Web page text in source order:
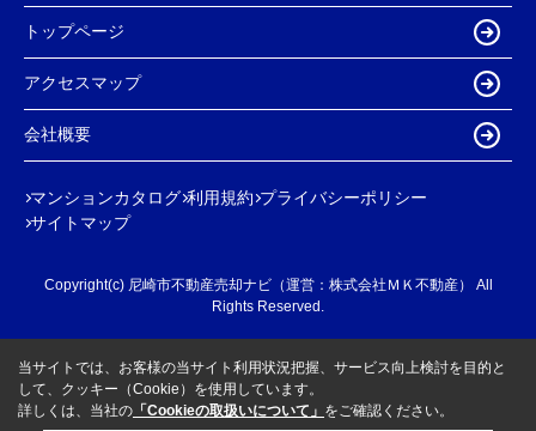
トップページ
アクセスマップ
会社概要
マンションカタログ 利用規約 プライバシーポリシー
サイトマップ
Copyright(c) 尼崎市不動産売却ナビ（運営：株式会社ＭＫ不動産） All
Rights Reserved.
当サイトでは、お客様の当サイト利用状況把握、サービス向上検討を目的と
して、クッキー（Cookie）を使用しています。
詳しくは、当社の 「Cookieの取扱いについて」 をご確認ください。